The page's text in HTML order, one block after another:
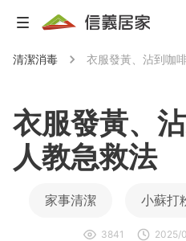
清潔消毒 衣服發黃、沾到咖
衣服發黃、
人教急救法
家事清潔 小蘇打
3841 2025/